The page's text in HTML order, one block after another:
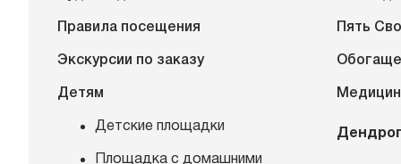
Правила посещения
Экскурсии по заказу
Детям
Детские площадки
Площадка с домашними
Пять